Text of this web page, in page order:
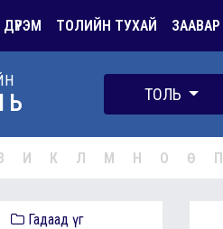
ТОЛИЙН ТУХАЙ ЗААВАР
ТОЛЬ
И К Л М Н О Ө П
Гадаад үг